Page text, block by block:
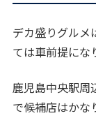
デカ盛りグルメ
ては車前提にな
鹿児島中央駅周
で候補店はかな